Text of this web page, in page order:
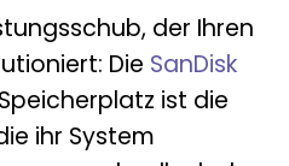
der Ihren
Die SanDisk
ist die
ihr System